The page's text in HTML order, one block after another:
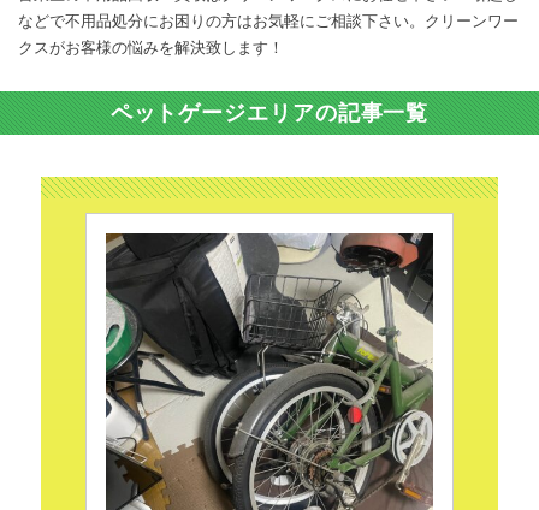
などで不用品処分にお困りの方はお気軽にご相談下さい。クリーンワー
クスがお客様の悩みを解決致します！
ペットゲージエリアの記事一覧